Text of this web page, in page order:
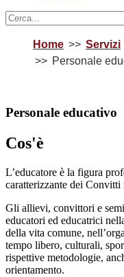
Home Servizi
Personale
Personale educativo
Cos'è
L’educatore è la figura
caratterizzante dei Convitti
Gli allievi, convittori e
educatori ed educatrici
della vita comune,
tempo libero, culturali,
rispettive metodologie,
orientamento.